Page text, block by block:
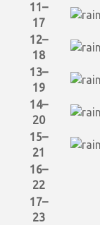
11–
17
12–
18
13–
19
14–
20
15–
21
16–
22
17–
23